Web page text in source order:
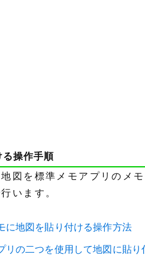
操作手順
図を標準メモアプリのメ
います。
に地図を貼り付ける操作方法
リの二つを使用して地図に貼